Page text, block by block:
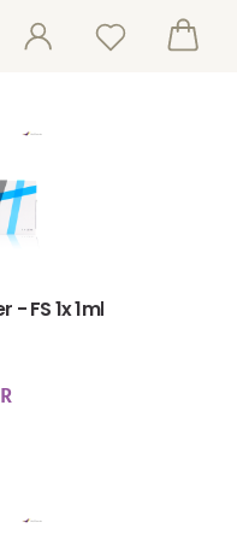
- FS 1x 1ml